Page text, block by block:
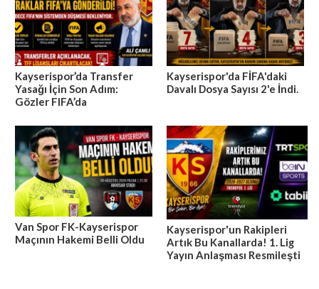
Kayserispor’da Transfer
Yasağı İçin Son Adım:
Gözler FIFA’da
Kayserispor'da FİFA'daki
Davalı Dosya Sayısı 2'e İndi.
Van Spor FK-Kayserispor
Maçının Hakemi Belli Oldu
Kayserispor'un Rakipleri
Artık Bu Kanallarda! 1. Lig
Yayın Anlaşması Resmileşti